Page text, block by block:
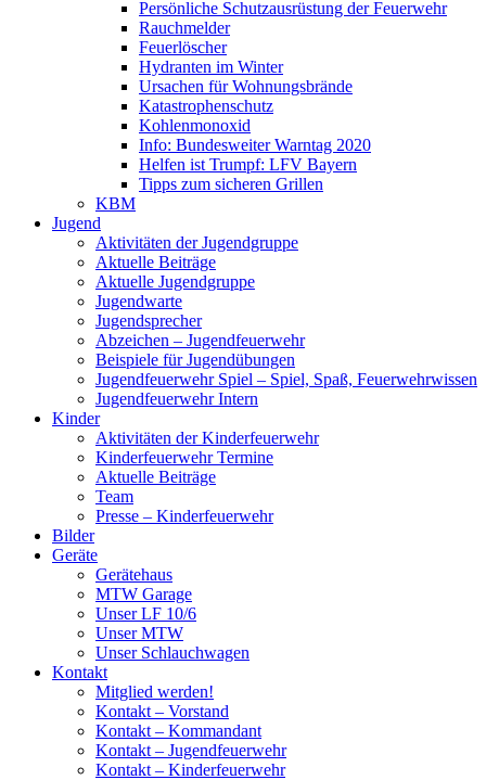
Persönliche Schutzausrüstung der Feuerwehr
Rauchmelder
Feuerlöscher
Hydranten im Winter
Ursachen für Wohnungsbrände
Katastrophenschutz
Kohlenmonoxid
Info: Bundesweiter Warntag 2020
Helfen ist Trumpf: LFV Bayern
Tipps zum sicheren Grillen
KBM
Jugend
Aktivitäten der Jugendgruppe
Aktuelle Beiträge
Aktuelle Jugendgruppe
Jugendwarte
Jugendsprecher
Abzeichen – Jugendfeuerwehr
Beispiele für Jugendübungen
Jugendfeuerwehr Spiel – Spiel, Spaß, Feuerwehrwissen
Jugendfeuerwehr Intern
Kinder
Aktivitäten der Kinderfeuerwehr
Kinderfeuerwehr Termine
Aktuelle Beiträge
Team
Presse – Kinderfeuerwehr
Bilder
Geräte
Gerätehaus
MTW Garage
Unser LF 10/6
Unser MTW
Unser Schlauchwagen
Kontakt
Mitglied werden!
Kontakt – Vorstand
Kontakt – Kommandant
Kontakt – Jugendfeuerwehr
Kontakt – Kinderfeuerwehr